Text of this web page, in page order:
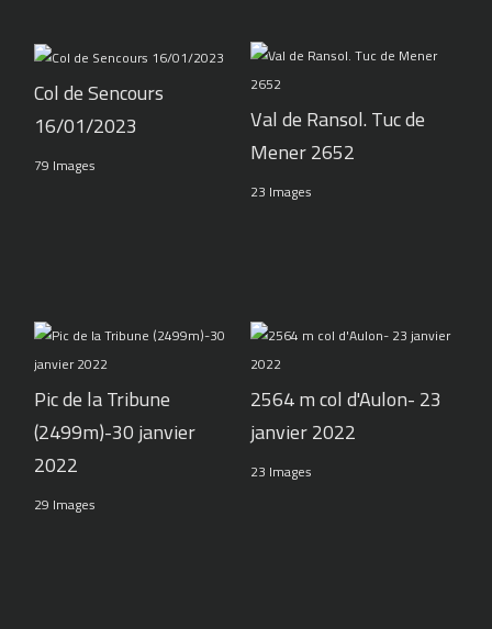
Col de Sencours
16/01/2023
79 Images
Val de Ransol. Tuc de
Mener 2652
23 Images
Pic de la Tribune
(2499m)-30 janvier
2022
29 Images
2564 m col d'Aulon- 23
janvier 2022
23 Images